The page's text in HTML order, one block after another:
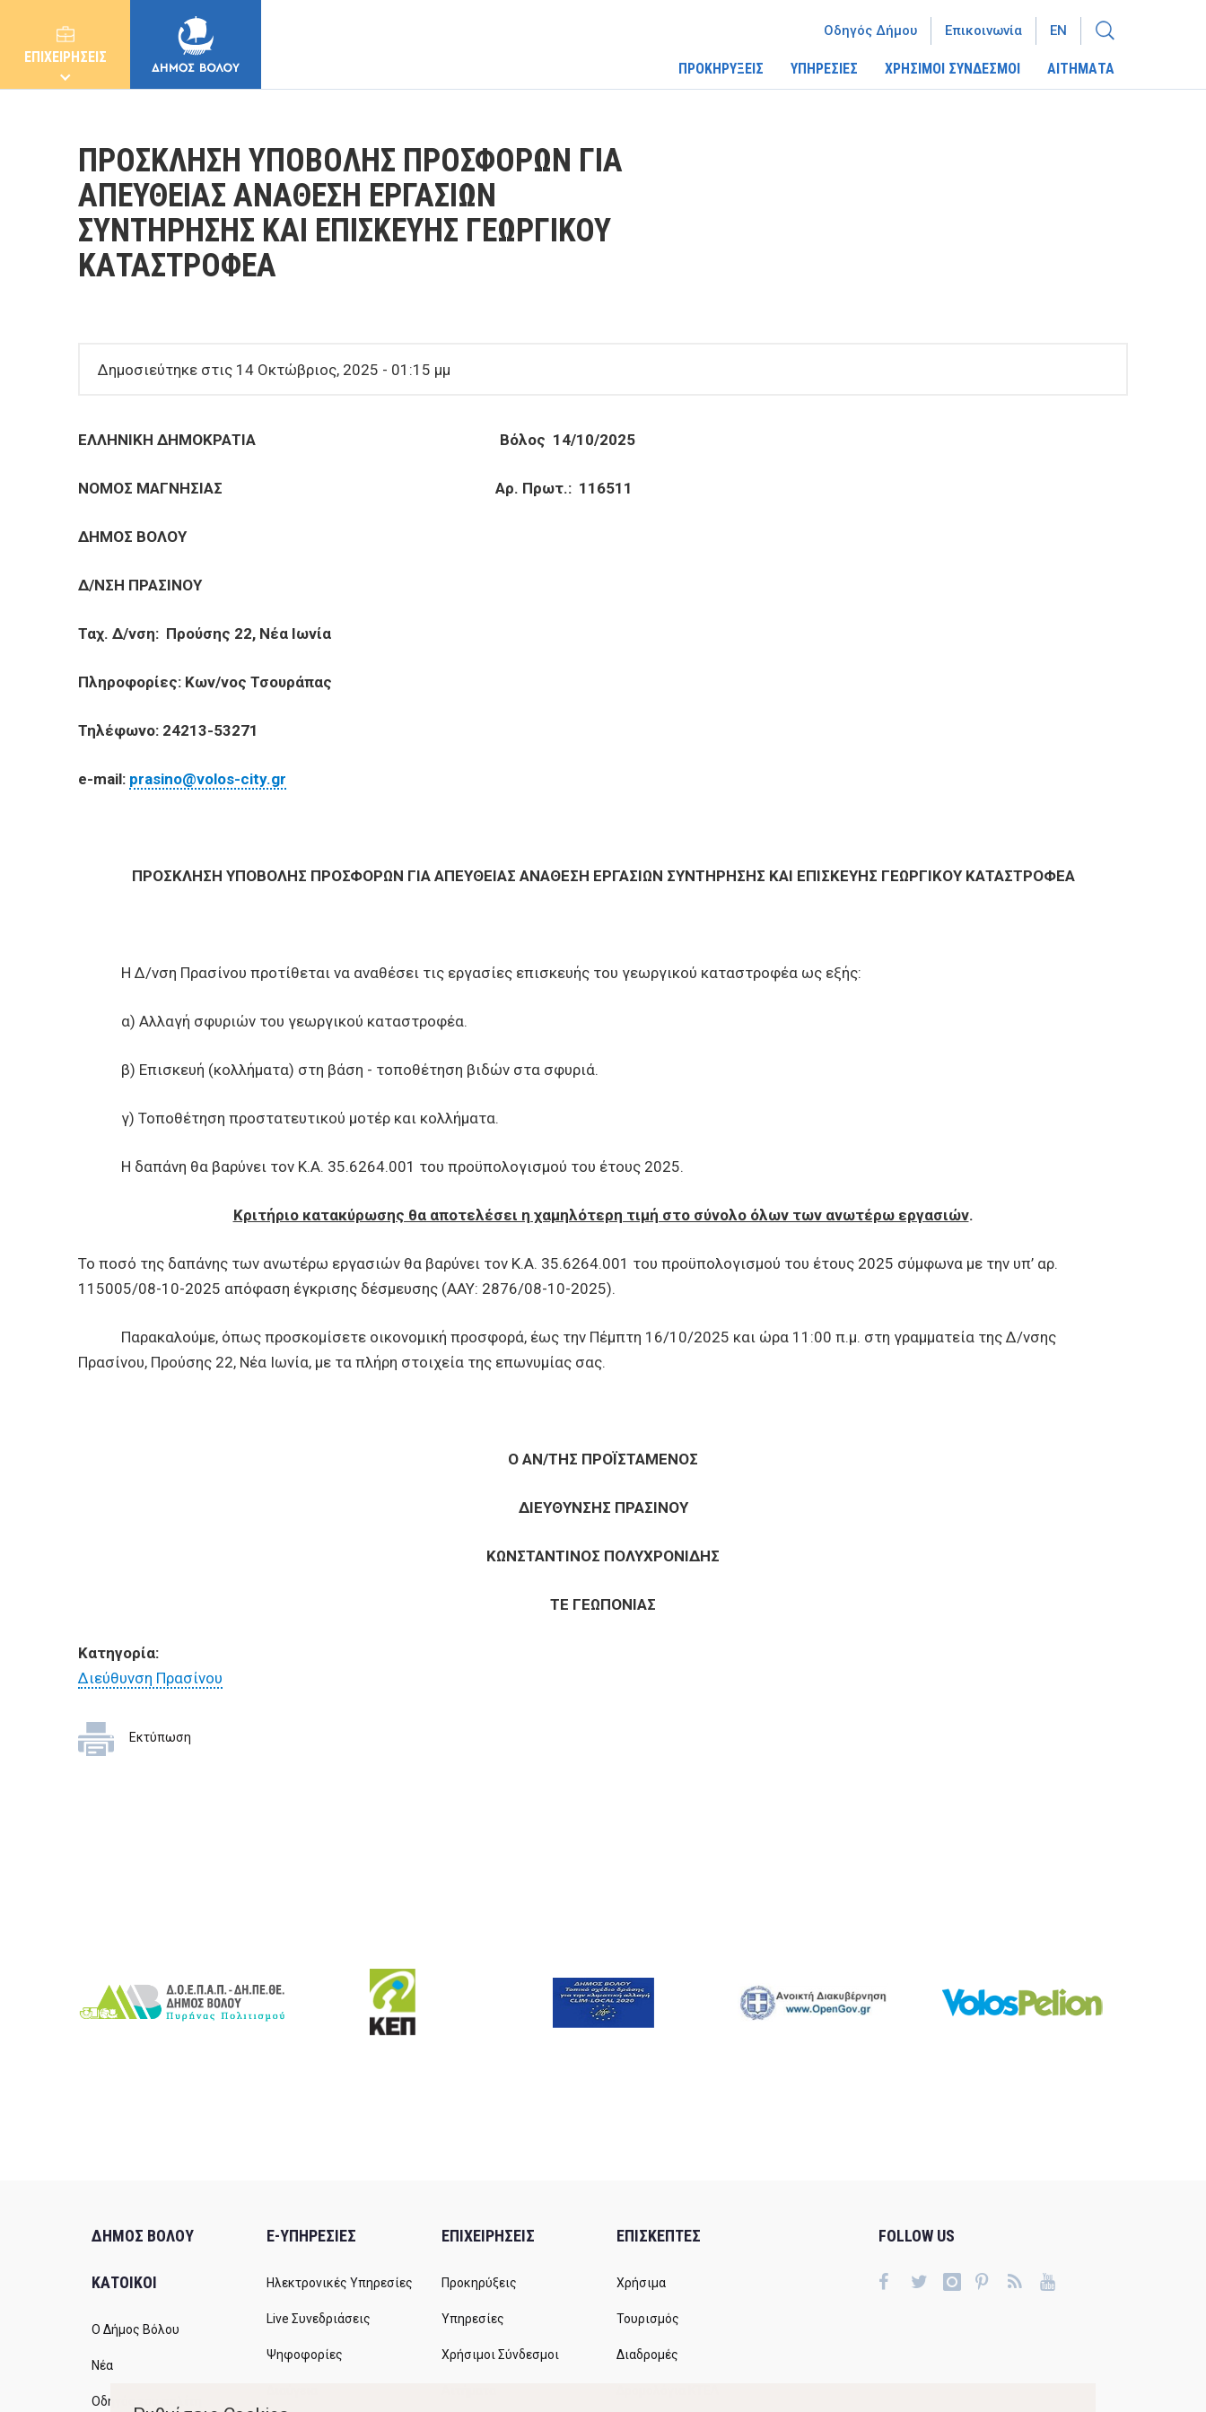
ΕΠΙΧΕΙΡΗΣΕΙΣ
ΠΡΟΚΗΡΥΞΕΙΣ ΥΠΗΡΕΣΙΕΣ ΧΡΗΣΙΜΟΙ ΣΥΝΔΕΣΜΟΙ ΑΙΤΗΜΑΤΑ
Οδηγός Δήμου Επικοινωνία EN
ΠΡΟΣΚΛΗΣΗ ΥΠΟΒΟΛΗΣ ΠΡΟΣΦΟΡΩΝ ΓΙΑ
ΑΠΕΥΘΕΙΑΣ ΑΝΑΘΕΣΗ ΕΡΓΑΣΙΩΝ
ΣΥΝΤΗΡΗΣΗΣ ΚΑΙ ΕΠΙΣΚΕΥΗΣ ΓΕΩΡΓΙΚΟΥ
ΚΑΤΑΣΤΡΟΦΕΑ
Δημοσιεύτηκε στις 14 Οκτώβριος, 2025 - 01:15 μμ
ΕΛΛΗΝΙΚΗ ΔΗΜΟΚΡΑΤΙΑ Βόλος 14/10/2025
ΝΟΜΟΣ ΜΑΓΝΗΣΙΑΣ Αρ. Πρωτ.: 116511
ΔΗΜΟΣ ΒΟΛΟΥ
Δ/ΝΣΗ ΠΡΑΣΙΝΟΥ
Ταχ. Δ/νση: Προύσης 22, Νέα Ιωνία
Πληροφορίες: Κων/νος Τσουράπας
Τηλέφωνο: 24213-53271
e-mail: prasino@volos-city.gr
ΠΡΟΣΚΛΗΣΗ ΥΠΟΒΟΛΗΣ ΠΡΟΣΦΟΡΩΝ ΓΙΑ ΑΠΕΥΘΕΙΑΣ ΑΝΑΘΕΣΗ ΕΡΓΑΣΙΩΝ ΣΥΝΤΗΡΗΣΗΣ ΚΑΙ ΕΠΙΣΚΕΥΗΣ ΓΕΩΡΓΙΚΟΥ ΚΑΤΑΣΤΡΟΦΕΑ
Η Δ/νση Πρασίνου προτίθεται να αναθέσει τις εργασίες επισκευής του γεωργικού καταστροφέα ως εξής:
α) Αλλαγή σφυριών του γεωργικού καταστροφέα.
β) Επισκευή (κολλήματα) στη βάση - τοποθέτηση βιδών στα σφυριά.
γ) Τοποθέτηση προστατευτικού μοτέρ και κολλήματα.
Η δαπάνη θα βαρύνει τον Κ.Α. 35.6264.001 του προϋπολογισμού του έτους 2025.
Κριτήριο κατακύρωσης θα αποτελέσει η χαμηλότερη τιμή στο σύνολο όλων των ανωτέρω εργασιών.
Το ποσό της δαπάνης των ανωτέρω εργασιών θα βαρύνει τον Κ.Α. 35.6264.001 του προϋπολογισμού του έτους 2025 σύμφωνα με την υπ’ αρ.
115005/08-10-2025 απόφαση έγκρισης δέσμευσης (ΑΑΥ: 2876/08-10-2025).
Παρακαλούμε, όπως προσκομίσετε οικονομική προσφορά, έως την Πέμπτη 16/10/2025 και ώρα 11:00 π.μ. στη γραμματεία της Δ/νσης
Πρασίνου, Προύσης 22, Νέα Ιωνία, με τα πλήρη στοιχεία της επωνυμίας σας.
Ο ΑΝ/ΤΗΣ ΠΡΟΪΣΤΑΜΕΝΟΣ
ΔΙΕΥΘΥΝΣΗΣ ΠΡΑΣΙΝΟΥ
ΚΩΝΣΤΑΝΤΙΝΟΣ ΠΟΛΥΧΡΟΝΙΔΗΣ
ΤΕ ΓΕΩΠΟΝΙΑΣ
Κατηγορία:
Διεύθυνση Πρασίνου
Εκτύπωση
ΔΗΜΟΣ ΒΟΛΟΥ
ΚΑΤΟΙΚΟΙ
Ο Δήμος Βόλου
Νέα
Οδηγός του πολίτη
E-ΥΠΗΡΕΣΙΕΣ
Ηλεκτρονικές Υπηρεσίες
Live Συνεδριάσεις
Ψηφοφορίες
ΕΠΙΧΕΙΡΗΣΕΙΣ
Προκηρύξεις
Υπηρεσίες
Χρήσιμοι Σύνδεσμοι
ΕΠΙΣΚΕΠΤΕΣ
Χρήσιμα
Τουρισμός
Διαδρομές
FOLLOW US